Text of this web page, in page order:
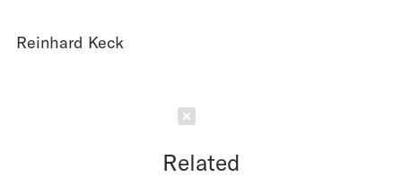
Reinhard Keck
Related